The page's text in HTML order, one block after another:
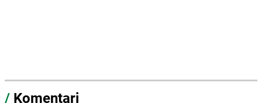
/ Komentari